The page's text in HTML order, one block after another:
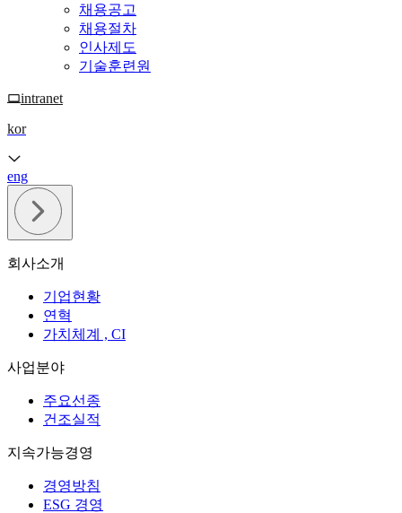
채용공고
채용절차
인사제도
기술훈련원
intranet
kor
eng
회사소개
기업현황
연혁
가치체계 , CI
사업분야
주요선종
건조실적
지속가능경영
경영방침
ESG 경영